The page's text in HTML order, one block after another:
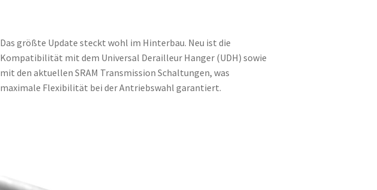
Das größte Update steckt wohl im Hinterbau. Neu ist die
Kompatibilität mit dem Universal Derailleur Hanger (UDH) sowie
mit den aktuellen SRAM Transmission Schaltungen, was
maximale Flexibilität bei der Antriebswahl garantiert.